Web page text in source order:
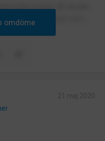
då skolan
undvika trängsel osv i
omdöme